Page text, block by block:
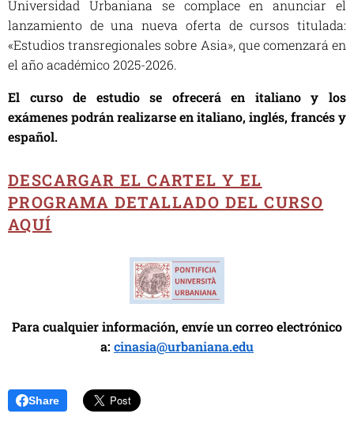
Universidad Urbaniana se complace en anunciar el
lanzamiento de una nueva oferta de cursos titulada:
«Estudios transregionales sobre Asia», que comenzará en
el año académico 2025-2026.
El curso de estudio se ofrecerá en italiano y los
exámenes podrán realizarse en italiano, inglés, francés y
español.
DESCARGAR EL CARTEL Y EL
PROGRAMA DETALLADO DEL CURSO
AQUÍ
Para cualquier información, envíe un correo electrónico
a: cinasia@urbaniana.edu
Share